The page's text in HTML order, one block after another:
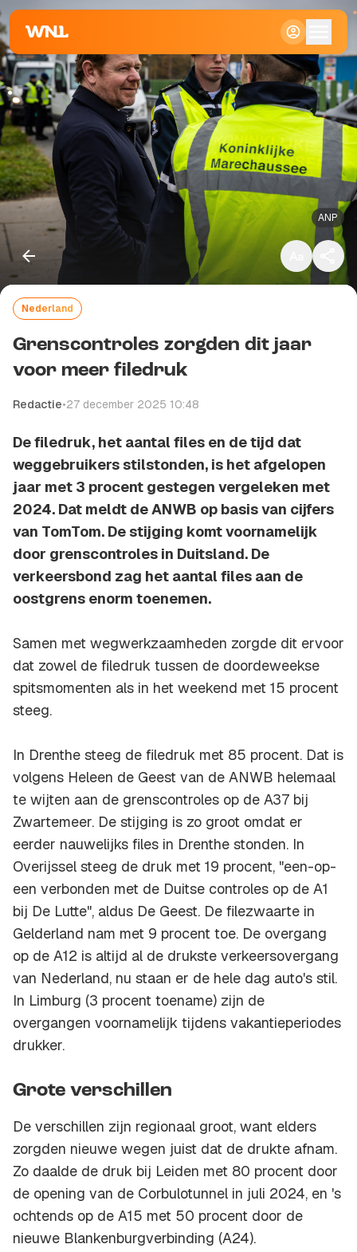
ANP
Standaard
Groot
Nederland
Grenscontroles zorgden dit jaar
voor meer filedruk
Redactie•27 december 2025 10:48
De filedruk, het aantal files en de tijd dat
weggebruikers stilstonden, is het afgelopen
jaar met 3 procent gestegen vergeleken met
2024. Dat meldt de ANWB op basis van cijfers
van TomTom. De stijging komt voornamelijk
door grenscontroles in Duitsland. De
verkeersbond zag het aantal files aan de
oostgrens enorm toenemen.
Samen met wegwerkzaamheden zorgde dit ervoor
dat zowel de filedruk tussen de doordeweekse
spitsmomenten als in het weekend met 15 procent
steeg.
In Drenthe steeg de filedruk met 85 procent. Dat is
volgens Heleen de Geest van de ANWB helemaal
te wijten aan de grenscontroles op de A37 bij
Zwartemeer. De stijging is zo groot omdat er
eerder nauwelijks files in Drenthe stonden. In
Overijssel steeg de druk met 19 procent, "een-op-
een verbonden met de Duitse controles op de A1
bij De Lutte", aldus De Geest. De filezwaarte in
Gelderland nam met 9 procent toe. De overgang
op de A12 is altijd al de drukste verkeersovergang
van Nederland, nu staan er de hele dag auto's stil.
In Limburg (3 procent toename) zijn de
overgangen voornamelijk tijdens vakantieperiodes
drukker.
Grote verschillen
De verschillen zijn regionaal groot, want elders
zorgden nieuwe wegen juist dat de drukte afnam.
Zo daalde de druk bij Leiden met 80 procent door
de opening van de Corbulotunnel in juli 2024, en 's
ochtends op de A15 met 50 procent door de
nieuwe Blankenburgverbinding (A24).